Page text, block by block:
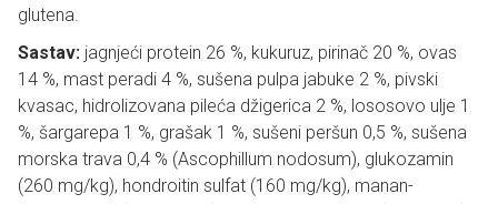
glutena.
Sastav: jagnjeći protein 26 %, kukuruz, pirinač 20 %, ovas
14 %, mast peradi 4 %, sušena pulpa jabuke 2 %, pivski
kvasac, hidrolizovana pileća džigerica 2 %, lososovo ulje 1
%, šargarepa 1 %, grašak 1 %, sušeni peršun 0,5 %, sušena
morska trava 0,4 % (Ascophillum nodosum), glukozamin
(260 mg/kg), hondroitin sulfat (160 mg/kg), manan-